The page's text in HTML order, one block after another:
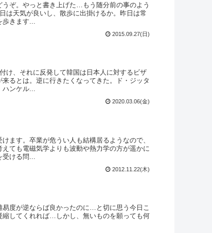
ぞ。やっと書き上げた…もう随分前の事のよう
は天気が良いし、散歩に出掛けるか。昨日は常
きます...
2015.09.27(日)
け、それに反発して韓国は日本人に対するビザ
るとは。逆に行きたくなってきた。ド・ジッタ
ハンケル...
2020.03.06(金)
ます。卒業が危うい人も結構居るようなので、
ても電磁気学よりも波動や熱力学の方が遥かに
ける問...
2012.11.22(木)
度が逆ならば良かったのに…と切に思う今日こ
してくれれば…しかし、無いものを願っても何